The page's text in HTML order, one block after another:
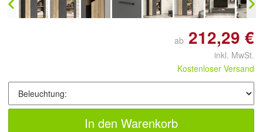
ab 212,29 €
inkl. MwSt.
Kostenloser Versand
In den Warenkorb